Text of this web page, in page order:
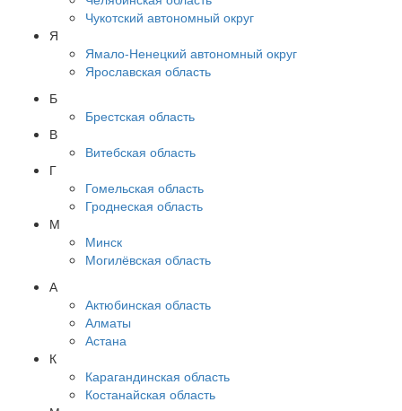
Чукотский автономный округ
Я
Ямало-Ненецкий автономный округ
Ярославская область
Б
Брестская область
В
Витебская область
Г
Гомельская область
Гроднеская область
М
Минск
Могилёвская область
А
Актюбинская область
Алматы
Астана
К
Карагандинская область
Костанайская область